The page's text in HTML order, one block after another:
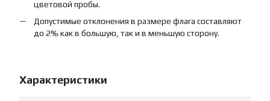
цветовой пробы.
Допустимые отклонения в размере флага составляют
до 2% как в большую, так и в меньшую сторону.
Характеристики